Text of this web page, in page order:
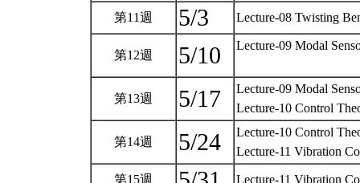
第11週 5/3 Lecture-08 Twisting
第12週 5/10 Lecture-09 Modal
第13週 5/17
Lecture-09 Modal
Lecture-10 Control
第14週 5/24
Lecture-10 Control
Lecture-11 Vibration
第15週 Lecture-11 Vibration